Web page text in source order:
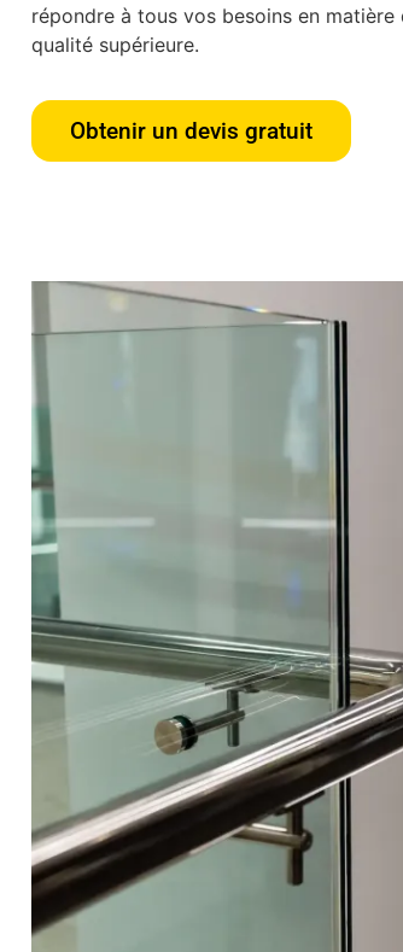
répondre à tous vos besoins en
qualité supérieure.
Obtenir un devis gratuit